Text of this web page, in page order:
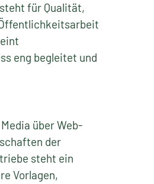
für Qualität,
eng begleitet und
über Web-
der
steht ein
Vorlagen,